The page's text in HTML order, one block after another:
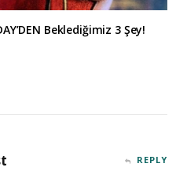
Beklediğimiz 3 Şey!
REPLY